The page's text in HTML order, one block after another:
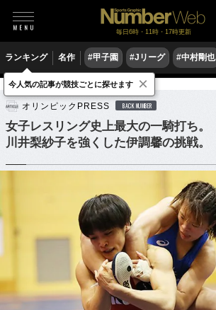
毎日6時・11時・17時更新
ランキング 名作 #甲子園 #Jリーグ #中村剛也
格闘技 レスリング
オリンピックPRESS BACK NUMBER
女子レスリング史上最大の一騎打ち。
川井梨紗子を強くした伊調馨の挑戦。
今人気の記事が競技ごとに探せます ×